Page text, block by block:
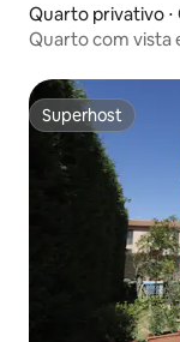
Quarto privativo
Quarto com vista
Superhost
Superhost